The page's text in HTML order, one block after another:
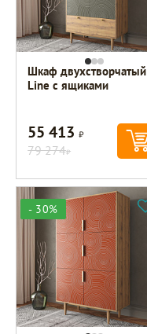
Шкаф двухстворчатый
Line с ящиками
55 413Р
79 274Р
- 30%